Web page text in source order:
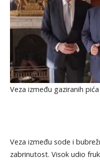
Veza između gaziranih
Veza između sode i
zabrinutost. Visok udio